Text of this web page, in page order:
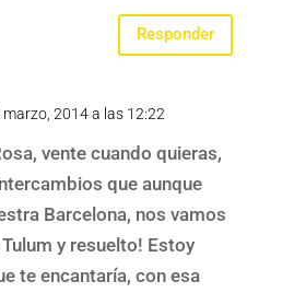
Responder
marzo, 2014 a las 12:22
vente cuando quieras,
que aunque
Barcelona, nos vamos
y resuelto! Estoy
te encantaría, con esa